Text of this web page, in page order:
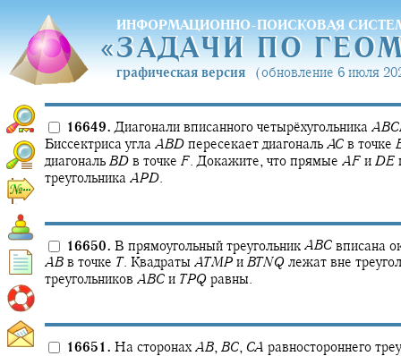
ИНФОРМАЦИОННО-ПОИСКОВАЯ
«ЗАДАЧИ ПО
«ЗАДАЧИ ПО
графическая версия (обновление 6 июля
16649. Диагонали вписанного четырёхугольника ABC
Биссектриса угла ABD пересекает диагональ AC в точке
диагональ BD в точке F. Докажите, что прямые AF и DE
треугольника APD.
16650. В прямоугольный треугольник ABC вписана
AB в точке T. Квадраты ATMP и BTNQ лежат вне
треугольников ABC и TPQ равны.
16651. На сторонах AB, BC, CA равностороннего